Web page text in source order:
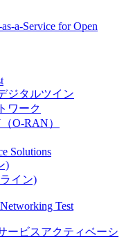
a-Service for Open
ジタルツイン
ワーク
O-RAN）
Solutions
)
イン)
Test
ービスアクティベーシ